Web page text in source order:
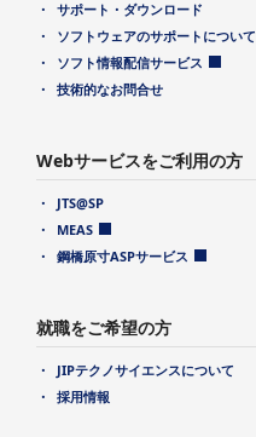
サポート・ダウンロード
ソフトウェアのサポートについて
ソフト情報配信サービス
技術的なお問合せ
Webサービスをご利用の方
JTS@SP
MEAS
鋼橋原寸ASPサービス
就職をご希望の方
JIPテクノサイエンスについて
採用情報